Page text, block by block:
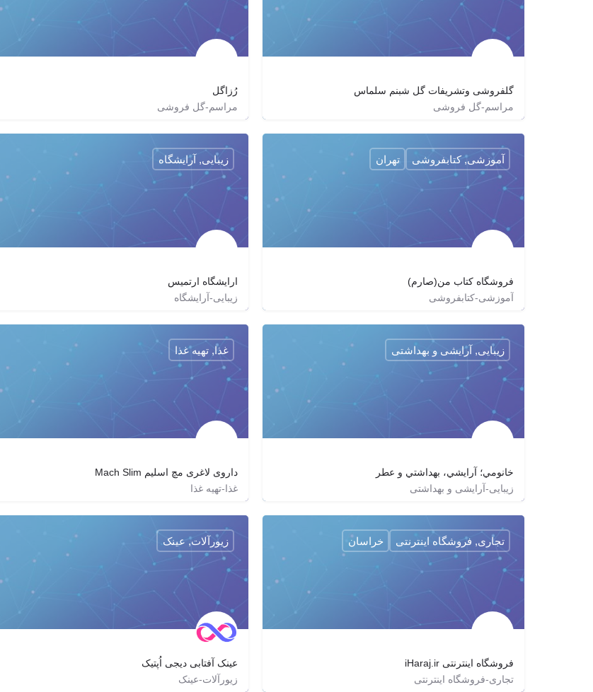
گلفروشی وتشریفات گل شبنم سلماس
مراسم-گل فروشی
golfuroshi_golshabnam.salmas
رُزاگل
مراسم-گل فروشی
http://‏Rosagol.com
فروشگاه کتاب من(صارم)
آموزشی-کتابفروشی
آموزشی, کتابفروشی تهران
ارایشگاه ارتمیس
زیبایی-آرایشگاه
زیبایی, آرایشگاه
خانومي؛ آرايشي، بهداشتي و عطر
زیبایی-آرایشی و بهداشتی
زیبایی, آرایشی و بهداشتی
داروی لاغری مچ اسلیم Mach Slim
غذا-تهیه غذا
غذا, تهیه غذا
فروشگاه اینترنتی iHaraj.ir
تجاری-فروشگاه اینترنتی
تجاری, فروشگاه اینترنتی خراسان
عینک آفتابی دیجی اُپتیک
زیورآلات-عینک
زیورآلات, عینک